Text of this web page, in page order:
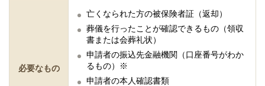
必要なもの
亡くなられた方の被保険者証（返却）
葬儀を行ったことが確認できるもの（領収
書または会葬礼状）
申請者の振込先金融機関（口座番号がわか
るもの）※
申請者の本人確認書類